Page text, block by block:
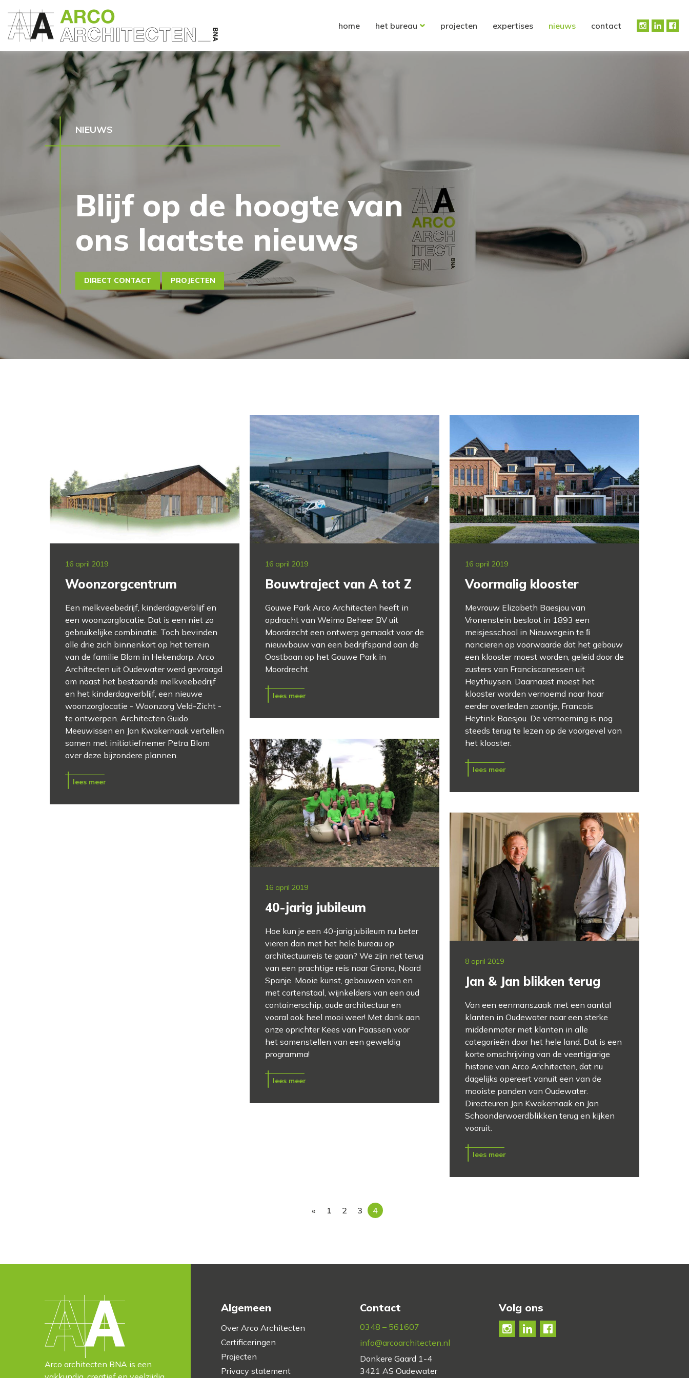
home het bureau projecten expertises nieuws contact
NIEUWS
Blijf op de hoogte van
ons laatste nieuws
DIRECT CONTACT PROJECTEN
16 april 2019
Woonzorgcentrum
Een melkveebedrijf, kinderdagverblijf en
een woonzorglocatie. Dat is een niet zo
gebruikelijke combinatie. Toch bevinden
alle drie zich binnenkort op het terrein
van de familie Blom in Hekendorp. Arco
Architecten uit Oudewater werd gevraagd
om naast het bestaande melkveebedrijf
en het kinderdagverblijf, een nieuwe
woonzorglocatie - Woonzorg Veld-Zicht -
te ontwerpen. Architecten Guido
Meeuwissen en Jan Kwakernaak vertellen
samen met initiatiefnemer Petra Blom
over deze bijzondere plannen.
lees meer
16 april 2019
Bouwtraject van A tot Z
Gouwe Park Arco Architecten heeft in
opdracht van Weimo Beheer BV uit
Moordrecht een ontwerp gemaakt voor de
nieuwbouw van een bedrijfspand aan de
Oostbaan op het Gouwe Park in
Moordrecht.
lees meer
16 april 2019
Voormalig klooster
Mevrouw Elizabeth Baesjou van
Vronenstein besloot in 1893 een
meisjesschool in Nieuwegein te ﬁ
nancieren op voorwaarde dat het gebouw
een klooster moest worden, geleid door de
zusters van Franciscanessen uit
Heythuysen. Daarnaast moest het
klooster worden vernoemd naar haar
eerder overleden zoontje, Francois
Heytink Baesjou. De vernoeming is nog
steeds terug te lezen op de voorgevel van
het klooster.
lees meer
16 april 2019
40-jarig jubileum
Hoe kun je een 40-jarig jubileum nu beter
vieren dan met het hele bureau op
architectuurreis te gaan? We zijn net terug
van een prachtige reis naar Girona, Noord
Spanje. Mooie kunst, gebouwen van en
met cortenstaal, wijnkelders van een oud
containerschip, oude architectuur en
vooral ook heel mooi weer! Met dank aan
onze oprichter Kees van Paassen voor
het samenstellen van een geweldig
programma!
lees meer
8 april 2019
Jan & Jan blikken terug
Van een eenmanszaak met een aantal
klanten in Oudewater naar een sterke
middenmoter met klanten in alle
categorieën door het hele land. Dat is een
korte omschrijving van de veertigjarige
historie van Arco Architecten, dat nu
dagelijks opereert vanuit een van de
mooiste panden van Oudewater.
Directeuren Jan Kwakernaak en Jan
Schoonderwoerdblikken terug en kijken
vooruit.
lees meer
« 1 2 3 4
Arco architecten BNA is een
Algemeen
Over Arco Architecten
Certificeringen
Projecten
Privacy statement
Contact
0348 – 561607
info@arcoarchitecten.nl
Donkere Gaard 1-4
3421 AS Oudewater
Volg ons